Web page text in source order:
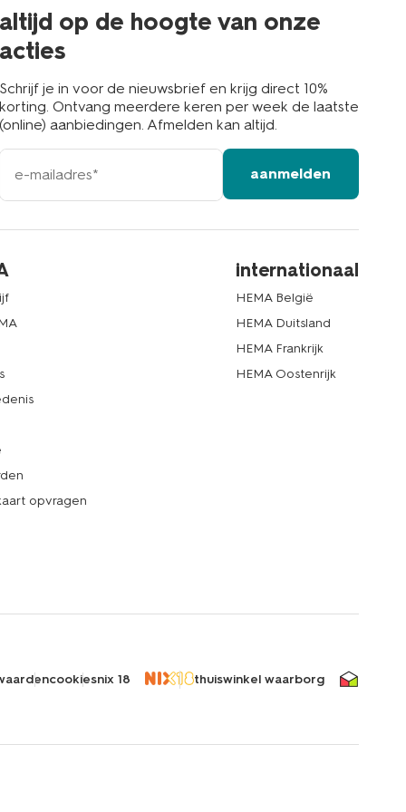
altijd op de hoogte van onze
acties
Schrijf je in voor de nieuwsbrief en krijg direct 10%
korting. Ontvang meerdere keren per week de laatste
(online) aanbiedingen. Afmelden kan altijd.
e-
mailadres
aanmelden
opvragen
internationaal
HEMA België
HEMA Duitsland
HEMA Frankrijk
HEMA Oostenrijk
cookiesnix 18 thuiswinkel waarborg